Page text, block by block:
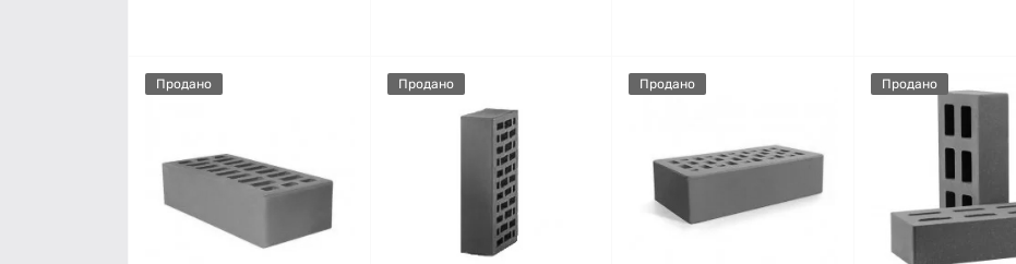
Продано Продано Продано Продано